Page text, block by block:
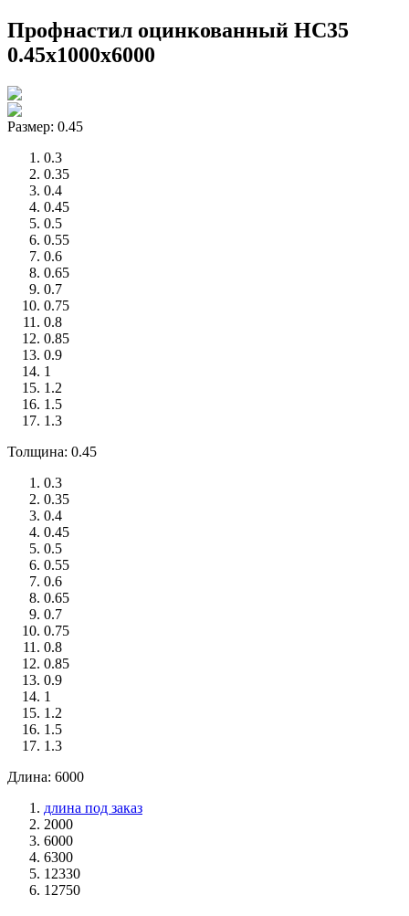
Профнастил оцинкованный НС35
0.45x1000x6000
Размер: 0.45
0.3
0.35
0.4
0.45
0.5
0.55
0.6
0.65
0.7
0.75
0.8
0.85
0.9
1
1.2
1.5
1.3
Толщина: 0.45
0.3
0.35
0.4
0.45
0.5
0.55
0.6
0.65
0.7
0.75
0.8
0.85
0.9
1
1.2
1.5
1.3
Длина: 6000
длина под заказ
2000
6000
6300
12330
12750